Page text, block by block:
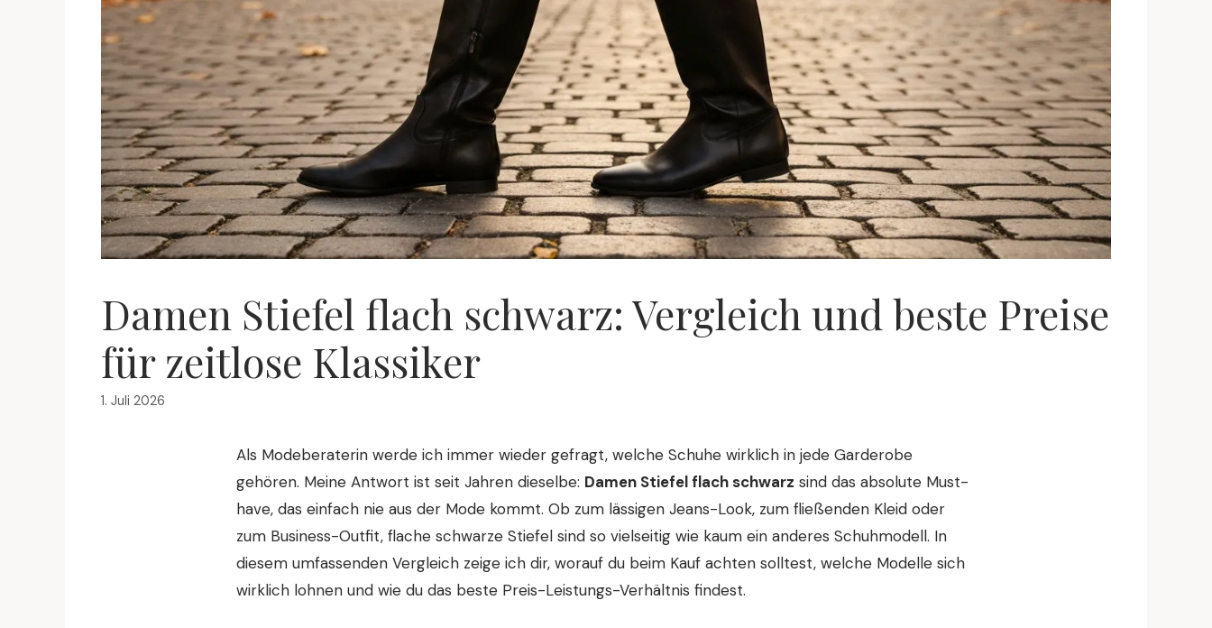
Damen Stiefel flach schwarz: Vergleich und beste Preise
für zeitlose Klassiker
1. Juli 2026
Als Modeberaterin werde ich immer wieder gefragt, welche Schuhe wirklich in jede Garderobe
gehören. Meine Antwort ist seit Jahren dieselbe: Damen Stiefel flach schwarz sind das absolute Must-
have, das einfach nie aus der Mode kommt. Ob zum lässigen Jeans-Look, zum fließenden Kleid oder
zum Business-Outfit, flache schwarze Stiefel sind so vielseitig wie kaum ein anderes Schuhmodell. In
diesem umfassenden Vergleich zeige ich dir, worauf du beim Kauf achten solltest, welche Modelle sich
wirklich lohnen und wie du das beste Preis-Leistungs-Verhältnis findest.